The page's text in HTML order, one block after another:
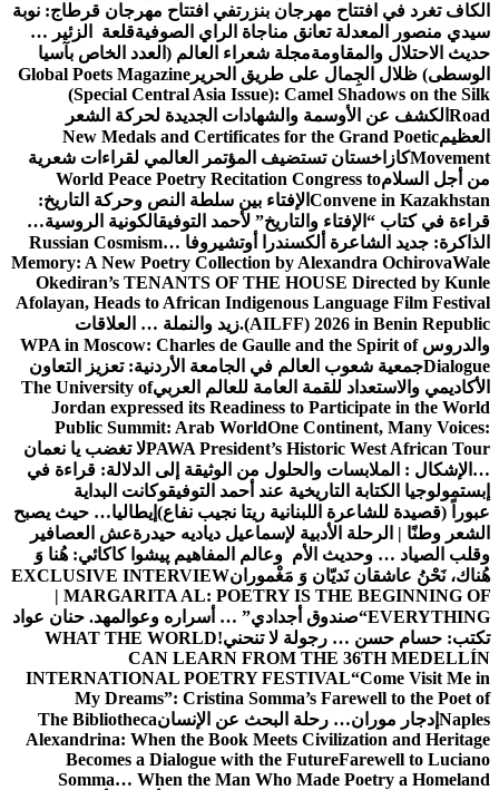
الكاف تغرد في افتتاح مهرجان بنزرتفي افتتاح مهرجان قرطاج: نوبة
سيدي منصور المعدلة تعانق مناجاة الراي الصوفيةقلعة الزئير …
حديث الاحتلال والمقاومةمجلة شعراء العالم (العدد الخاص بآسيا
الوسطى) ظلال الجِمال على طريق الحرير Global Poets Magazine
(Special Central Asia Issue): Camel Shadows on the Silk
Road الكشف عن الأوسمة والشهادات الجديدة لحركة الشعر
العظيمNew Medals and Certificates for the Grand Poetic
Movementكازاخستان تستضيف المؤتمر العالمي لقراءات شعرية
من أجل السلامWorld Peace Poetry Recitation Congress to
Convene in Kazakhstan الإفتاء بين سلطة النص وحركة التاريخ:
قراءة في كتاب “الإفتاء والتاريخ” لأحمد التوفيقالكونية الروسية…
الذاكرة: جديد الشاعرة ألكسندرا أوتشيروفا Russian Cosmism…
Memory: A New Poetry Collection by Alexandra OchirovaWale
Okediran’s TENANTS OF THE HOUSE Directed by Kunle
Afolayan, Heads to African Indigenous Language Film Festival
(AILFF) 2026 in Benin Republic. زيد والنملة … العلاقات
والدروسWPA in Moscow: Charles de Gaulle and the Spirit of
Dialogueجمعية شعوب العالم في الجامعة الأردنية: تعزيز التعاون
الأكاديمي والاستعداد للقمة العامة للعالم العربيThe University of
Jordan expressed its Readiness to Participate in the World
Public Summit: Arab WorldOne Continent, Many Voices:
PAWA President’s Historic West African Tourلا تغضب يا نعمان
…الإشكال : الملابسات والحلول من الوثيقة إلى الدلالة: قراءة في
إبستمولوجيا الكتابة التاريخية عند أحمد التوفيقوكانت البداية
عبوراً (قصيدة للشاعرة اللبنانية ريتا نجيب نفاع) إيطاليا… حيث يصبح
الشعر وطنًا | الرحلة الأدبية لإسماعيل دياديه حيدرةعش العصافير
وقلب الصياد … وحديث الأم وعالم المفاهيم پیشوا کاکائي: هُنا وَ
هُناك، نَحْنُ عاشقان نَديّان وَ مَغْمورانEXCLUSIVE INTERVIEW
| MARGARITA AL: POETRY IS THE BEGINNING OF
EVERYTHING“صندوق أجدادي” … أسراره وعوالمهد. حنان عواد
تكتب: حسام حسن … رجولة لا تنحني!WHAT THE WORLD
CAN LEARN FROM THE 36TH MEDELLÍN
INTERNATIONAL POETRY FESTIVAL“Come Visit Me in
My Dreams”: Cristina Somma’s Farewell to the Poet of
Naples إدجار موران… رحلة البحث عن الإنسانThe Bibliotheca
Alexandrina: When the Book Meets Civilization and Heritage
Becomes a Dialogue with the FutureFarewell to Luciano
Somma… When the Man Who Made Poetry a Homeland